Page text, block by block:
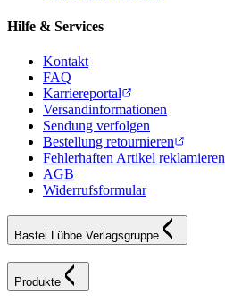
Hilfe & Services
Kontakt
FAQ
Karriereportal
Versandinformationen
Sendung verfolgen
Bestellung retournieren
Fehlerhaften Artikel reklamieren
AGB
Widerrufsformular
Bastei Lübbe Verlagsgruppe
Produkte